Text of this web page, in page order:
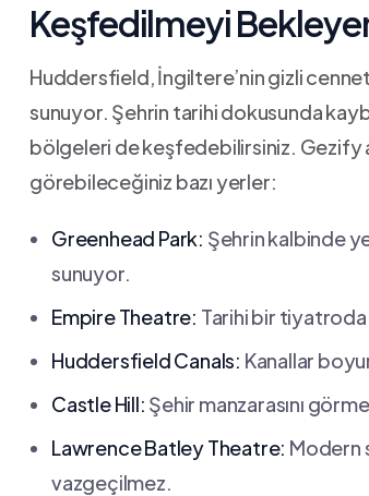
Keşfedilmeyi
Huddersfield, İngiltere’nin gizli
sunuyor. Şehrin tarihi ⁤dokusunda
bölgeleri de keşfedebilirsiniz. Gezify​
görebileceğiniz​ bazı yerler:
Greenhead Park: Şehrin kalbinde
sunuyor.
Empire Theatre: Tarihi bir
Huddersfield Canals: Kanallar
Castle Hill: ⁣Şehir manzarasını
Lawrence Batley Theatre: Modern
vazgeçilmez.